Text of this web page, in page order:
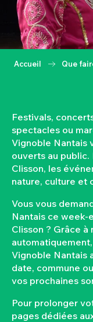
Accueil Que
Festivals,
spectacles ou
Vignoble Nantais
ouverts au
Clisson, les
nature, culture et
Vous vous
Nantais ce week-
Clisson ? Grâce
Vignoble Nantais
date, commune
vos prochaines
Pour prolonger
pages dédiées